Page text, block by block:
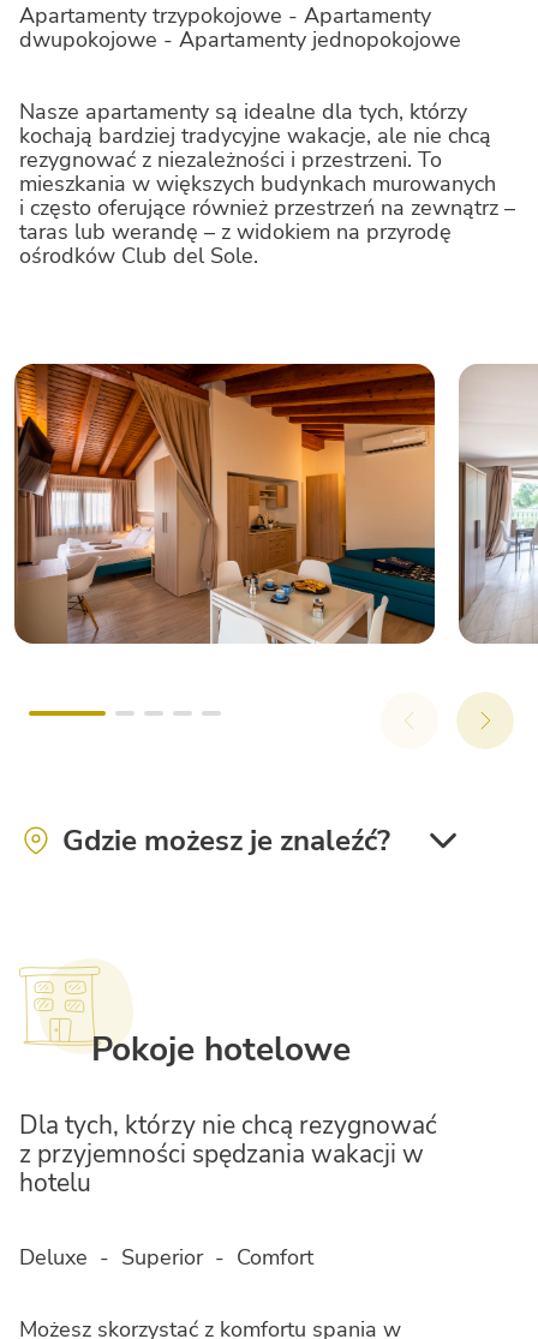
Apartamenty trzypokojowe - Apartamenty
dwupokojowe - Apartamenty jednopokojowe
Nasze apartamenty są idealne dla tych, którzy
kochają bardziej tradycyjne wakacje, ale nie chcą
rezygnować z niezależności i przestrzeni. To
mieszkania w większych budynkach murowanych
i często oferujące również przestrzeń na zewnątrz –
taras lub werandę – z widokiem na przyrodę
ośrodków Club del Sole.
Gdzie możesz je znaleźć?
Desenzano Boutique Resort
La Risacca Family Collection
Pokoje hotelowe
Dla tych, którzy nie chcą rezygnować
z przyjemności spędzania wakacji w
hotelu
Deluxe - Superior - Comfort
Możesz skorzystać z komfortu spania w